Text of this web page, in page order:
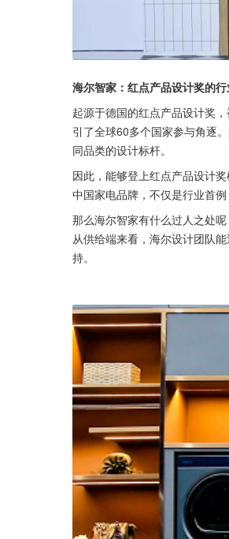
海尔智家：红点产品设计奖的
起源于德国的红点产品设计奖
引了全球60多个国家参与角逐
同品类的设计标杆。
因此，能够登上红点产品设计
中国家电品牌，不仅是行业首
那么海尔智家有什么过人之处
从供给端来看，海尔设计团队
持。